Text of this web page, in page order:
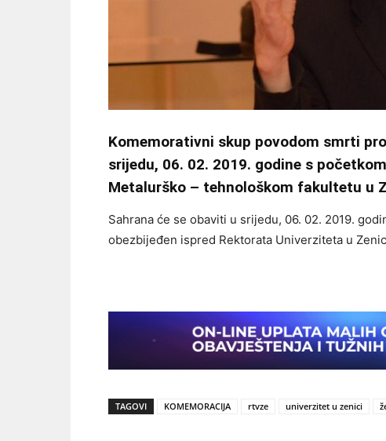
Komemorativni skup povodom smrti
srijedu, 06. 02. 2019. godine s
Metalurško – tehnološkom fakultetu u
Sahrana će se obaviti u srijedu, 06. 02. 2019.
obezbijeđen ispred Rektorata Univerziteta u
TAGOVI KOMEMORACIJA rtvze univerzitet u zenici